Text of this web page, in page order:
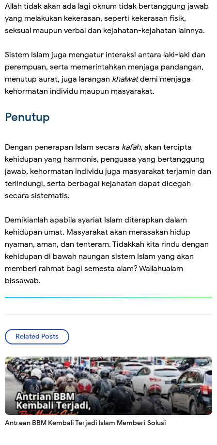
Allah tidak akan ada lagi oknum tidak bertanggung jawab
yang melakukan kekerasan, seperti kekerasan fisik,
seksual maupun verbal dan kejahatan-kejahatan lainnya.
Sistem Islam juga mengatur interaksi antara laki-laki dan
perempuan, serta memerintahkan menjaga pandangan,
menutup aurat, juga larangan khalwatdemi menjaga
kehormatan individu maupun masyarakat.
Penutup
Dengan penerapan Islam secara kafah, akan tercipta
kehidupan yang harmonis, penguasa yang bertanggung
jawab, kehormatan individu juga masyarakat terjamin dan
terlindungi, serta berbagai kejahatan dapat dicegah
secara sistematis.
Demikianlah apabila syariat Islam diterapkan dalam
kehidupan umat. Masyarakat akan merasakan hidup
nyaman, aman, dan tenteram. Tidakkah kita rindu dengan
kehidupan di bawah naungan sistem Islam yang akan
memberi rahmat bagi semesta alam? Wallahualam
bissawab.
Related Posts
Antrean BBM Kembali Terjadi lslam Memberi Solusi